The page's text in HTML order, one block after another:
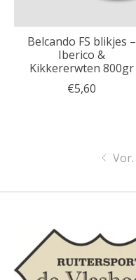
Belcando FS blikjes –
Iberico &
Kikkererwten 800gr
€5,60
Vor.